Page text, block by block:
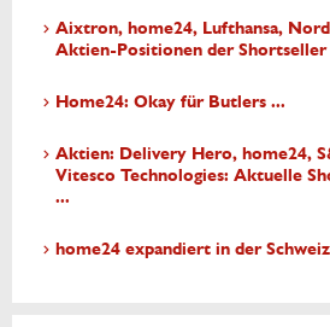
Aixtron, home24, Lufthansa,
Aktien-Positionen der Shortseller
Home24: Okay für Butlers ...
Aktien: Delivery Hero, home24,
Vitesco Technologies: Aktuelle
...
home24 expandiert in der